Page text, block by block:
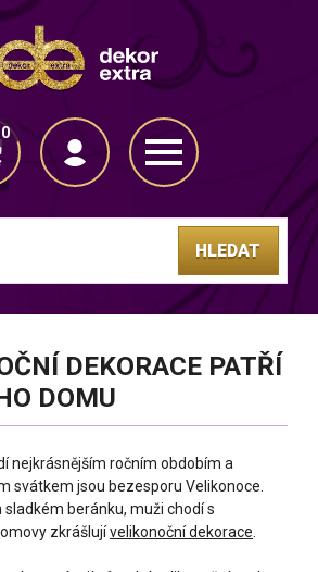
HLEDAT
0
DEKORACE PATŘÍ
DOMU
nejkrásnějším ročním obdobím a
svátkem jsou bezesporu Velikonoce.
beránku, muži chodí s
zkrášlujívelikonoční dekorace.